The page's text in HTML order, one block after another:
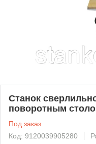
Станок
поворотным
Под заказ
Код: 9120039905280